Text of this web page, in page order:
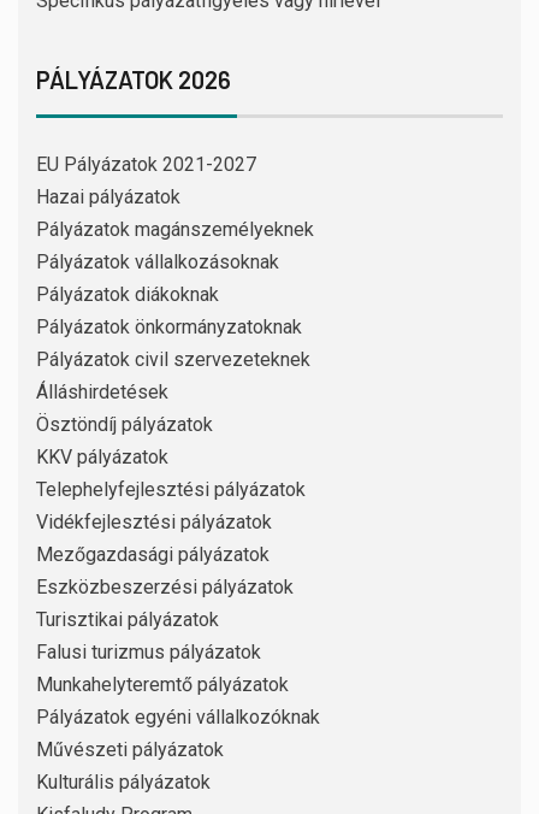
PÁLYÁZATOK 2026
EU Pályázatok 2021-2027
Hazai pályázatok
Pályázatok magánszemélyeknek
Pályázatok vállalkozásoknak
Pályázatok diákoknak
Pályázatok önkormányzatoknak
Pályázatok civil szervezeteknek
Álláshirdetések
Ösztöndíj pályázatok
KKV pályázatok
Telephelyfejlesztési pályázatok
Vidékfejlesztési pályázatok
Mezőgazdasági pályázatok
Eszközbeszerzési pályázatok
Turisztikai pályázatok
Falusi turizmus pályázatok
Munkahelyteremtő pályázatok
Pályázatok egyéni vállalkozóknak
Művészeti pályázatok
Kulturális pályázatok